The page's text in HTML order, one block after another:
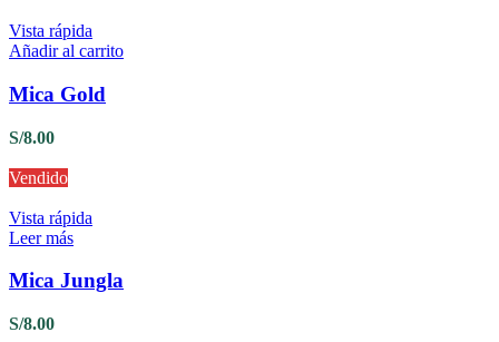
Vista rápida
Añadir al carrito
Mica Gold
S/8.00
Vendido
Vista rápida
Leer más
Mica Jungla
S/8.00